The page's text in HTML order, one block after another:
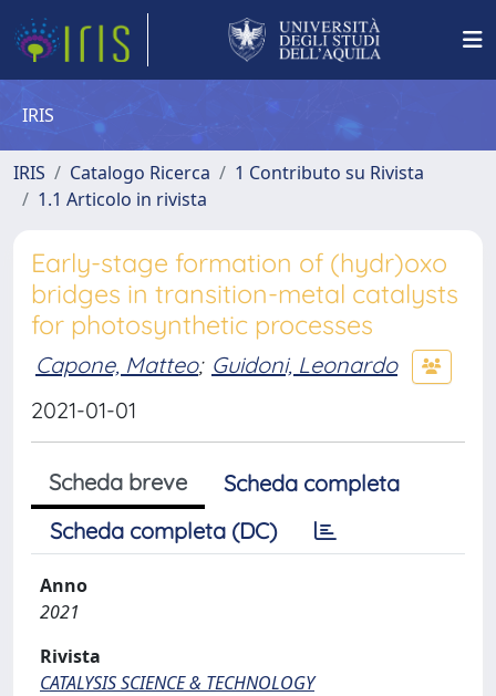
IRIS
IRIS Catalogo Ricerca
1 Contributo su Rivista
1.1 Articolo in rivista
Early-stage formation of (hydr)oxo
bridges in transition-metal catalysts
for photosynthetic processes
Capone, Matteo; Guidoni, Leonardo
2021-01-01
Scheda breve
Scheda completa
Scheda completa (DC)
Anno
2021
Rivista
CATALYSIS SCIENCE & TECHNOLOGY